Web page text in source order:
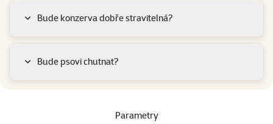
Bude konzerva dobře stravitelná?
Bude psovi chutnat?
Parametry